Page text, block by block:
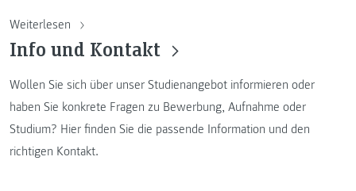
Weiterlesen
Info und Kontakt
Wollen Sie sich über unser Studienangebot informieren oder
haben Sie konkrete Fragen zu Bewerbung, Aufnahme oder
Studium? Hier finden Sie die passende Information und den
richtigen Kontakt.